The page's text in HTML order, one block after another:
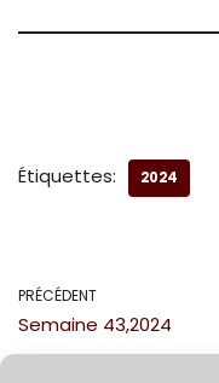
Étiquettes: 2024
PRÉCÉDENT
Semaine 43,2024